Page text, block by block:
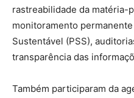
rastreabilidade da matéria-
monitoramento
Sustentável (PSS),
transparência das
Também participaram da